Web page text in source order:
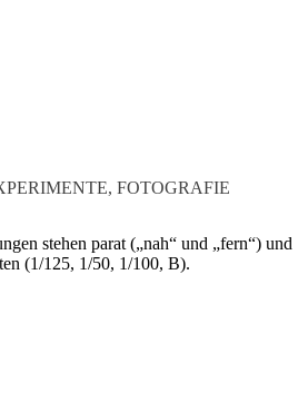
BY: , FOTOGRAFIE
stehen parat („nah“ und „fern“) und
(1/125, 1/50, 1/100, B).